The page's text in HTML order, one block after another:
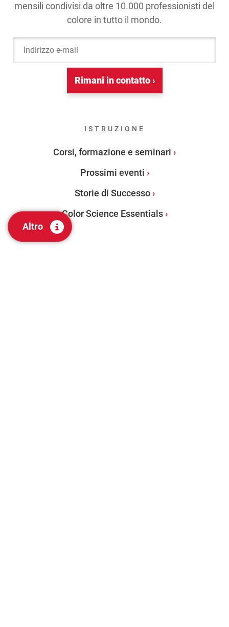
mensili condivisi da oltre 10.000 professionisti del
colore in tutto il mondo.
Indirizzo e-mail
Rimani in contatto ›
ISTRUZIONE
Corsi, formazione e seminari
Prossimi eventi
Storie di Successo
Color Science Essentials
Altro